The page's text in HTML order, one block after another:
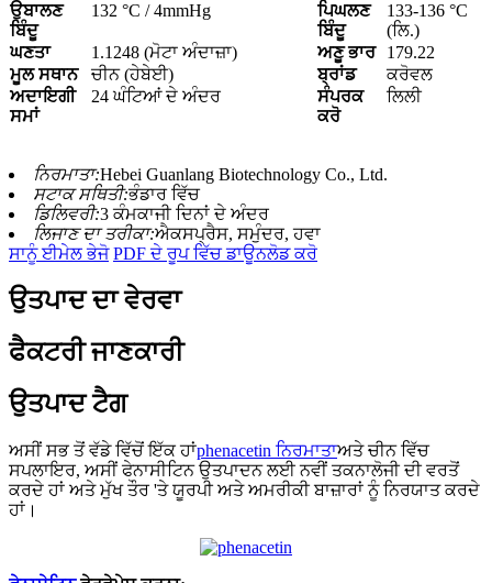
ਉਬਾਲਣ
ਬਿੰਦੂ
132 °C / 4mmHg
ਪਿਘਲਣ
ਬਿੰਦੂ
133-136 °C
(ਲਿ.)
ਘਣਤਾ
1.1248 (ਮੋਟਾ ਅੰਦਾਜ਼ਾ) ਅਣੂ ਭਾਰ
179.22
ਮੂਲ ਸਥਾਨ
ਚੀਨ (ਹੇਬੇਈ) ਬ੍ਰਾਂਡ
ਕਰੋਵਲ
ਅਦਾਇਗੀ
ਸਮਾਂ
24 ਘੰਟਿਆਂ ਦੇ ਅੰਦਰ
ਸੰਪਰਕ
ਕਰੋ
ਲਿਲੀ
ਨਿਰਮਾਤਾ:Hebei Guanlang Biotechnology Co., Ltd.
ਸਟਾਕ ਸਥਿਤੀ:ਭੰਡਾਰ ਵਿੱਚ
ਡਿਲਿਵਰੀ:3 ਕੰਮਕਾਜੀ ਦਿਨਾਂ ਦੇ ਅੰਦਰ
ਲਿਜਾਣ ਦਾ ਤਰੀਕਾ:ਐਕਸਪ੍ਰੈਸ, ਸਮੁੰਦਰ, ਹਵਾ
ਸਾਨੂੰ ਈਮੇਲ ਭੇਜੋ PDF ਦੇ ਰੂਪ ਵਿੱਚ ਡਾਊਨਲੋਡ ਕਰੋ
ਉਤਪਾਦ ਦਾ ਵੇਰਵਾ
ਫੈਕਟਰੀ ਜਾਣਕਾਰੀ
ਉਤਪਾਦ ਟੈਗ
ਅਸੀਂ ਸਭ ਤੋਂ ਵੱਡੇ ਵਿੱਚੋਂ ਇੱਕ ਹਾਂphenacetin ਨਿਰਮਾਤਾਅਤੇ ਚੀਨ ਵਿੱਚ
ਸਪਲਾਇਰ, ਅਸੀਂ ਫੇਨਾਸੀਟਿਨ ਉਤਪਾਦਨ ਲਈ ਨਵੀਂ ਤਕਨਾਲੋਜੀ ਦੀ ਵਰਤੋਂ
ਕਰਦੇ ਹਾਂ ਅਤੇ ਮੁੱਖ ਤੌਰ 'ਤੇ ਯੂਰਪੀ ਅਤੇ ਅਮਰੀਕੀ ਬਾਜ਼ਾਰਾਂ ਨੂੰ ਨਿਰਯਾਤ ਕਰਦੇ
ਹਾਂ।